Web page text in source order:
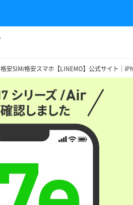
格安SIM/格安スマホ【LINEMO】公式サイト｜